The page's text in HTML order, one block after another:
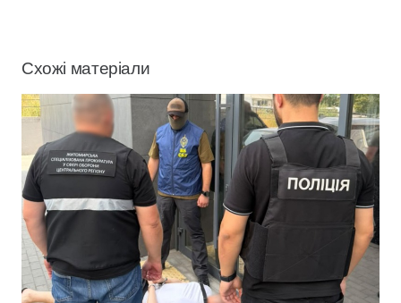
Схожі матеріали